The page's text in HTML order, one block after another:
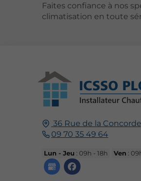
Faites confiance à nos
climatisation en toute
36 Rue de la
09 70 35 49 64
Lun - Jeu : 09h - 18h Ven :